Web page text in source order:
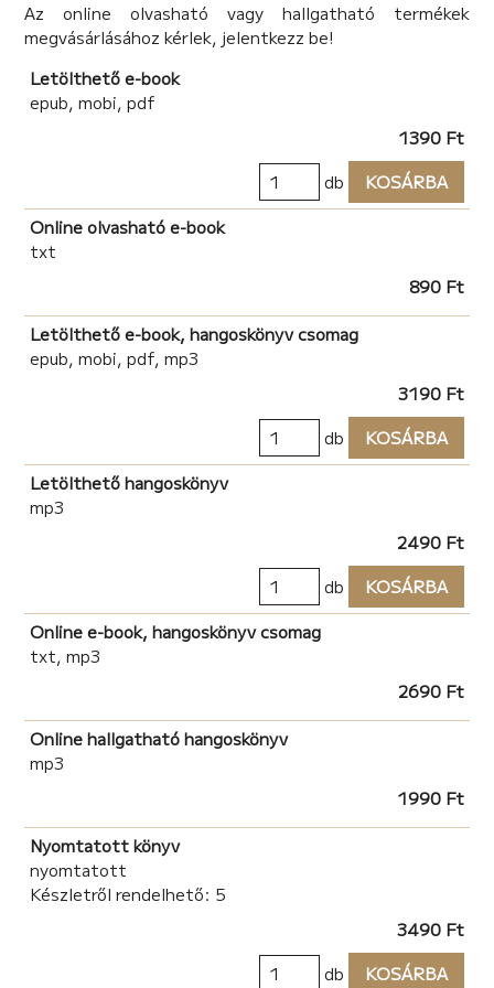
Az online olvasható vagy hallgatható termékek
megvásárlásához kérlek, jelentkezz be!
Letölthető e-book
epub, mobi, pdf
1390 Ft
db
KOSÁRBA
Online olvasható e-book
txt
890 Ft
Letölthető e-book, hangoskönyv csomag
epub, mobi, pdf, mp3
3190 Ft
db
KOSÁRBA
Letölthető hangoskönyv
mp3
2490 Ft
db
KOSÁRBA
Online e-book, hangoskönyv csomag
txt, mp3
2690 Ft
Online hallgatható hangoskönyv
mp3
1990 Ft
Nyomtatott könyv
nyomtatott
Készletről rendelhető: 5
3490 Ft
db
KOSÁRBA